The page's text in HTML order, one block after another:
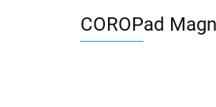
COROPad